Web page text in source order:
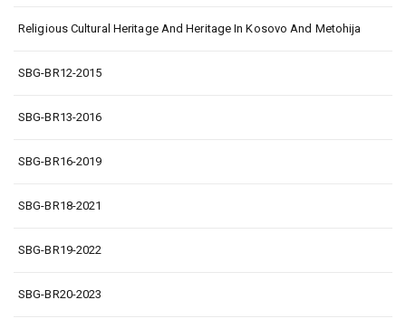
Religious Cultural Heritage And Heritage In Kosovo And Metohija
SBG-BR12-2015
SBG-BR13-2016
SBG-BR16-2019
SBG-BR18-2021
SBG-BR19-2022
SBG-BR20-2023